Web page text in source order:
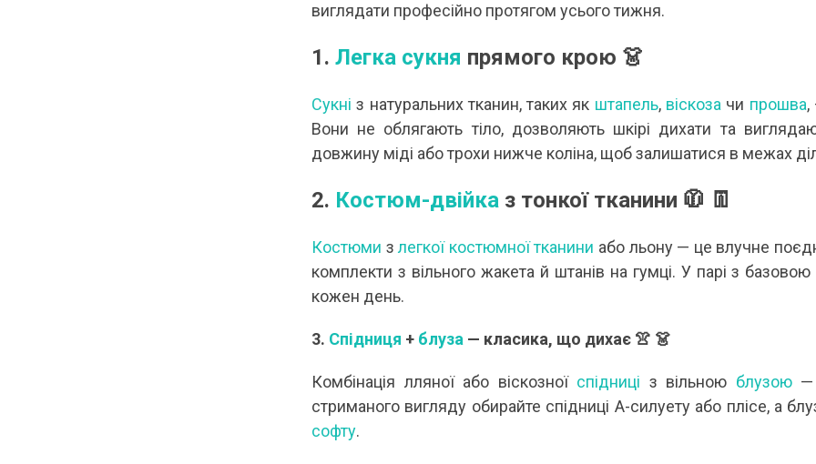
виглядати професійно протягом усього тижня.
1. Легка сукня прямого крою 👗
Сукні з натуральних тканин, таких як штапель, віскоза чи прошва,
Вони не облягають тіло, дозволяють шкірі дихати та
довжину міді або трохи нижче коліна, щоб залишатися в межах
2. Костюм-двійка з тонкої тканини 🧥 👖
Костюми злегкої костюмної тканини або льону — це влучне
комплекти з вільного жакета й штанів на гумці. У парі з базовою
кожен день.
3. Спідниця + блуза — класика, що дихає 👚 👗
Комбінація лляної або віскозної спідниці з вільною блузою—
стриманого вигляду обирайте спідниці А-силуету або плісе, а
софту.